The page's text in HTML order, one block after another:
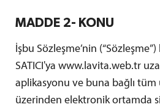
MADDE 2- KONU
İşbu Sözleşme’nin
SATICI'ya www.lavita.web.tr
aplikasyonu ve buna bağlı tüm
üzerinden elektronik ortamda